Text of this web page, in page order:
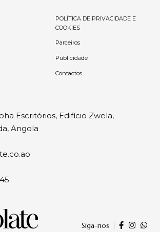
POLÍTICA DE PRIVACIDADE E
COOKIES
Parceiros
Publicidade
Contactos
Escritórios, Edifício Zwela,
Angola
Siga-nos